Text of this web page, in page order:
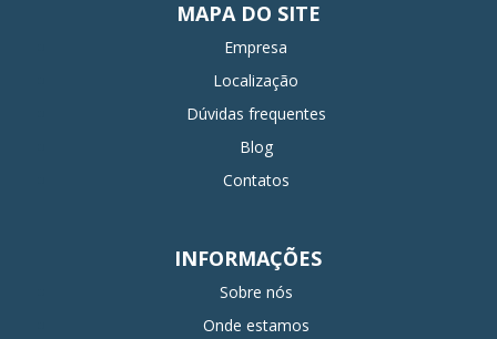
MAPA DO SITE
Empresa
Localização
Dúvidas frequentes
Blog
Contatos
INFORMAÇÕES
Sobre nós
Onde estamos